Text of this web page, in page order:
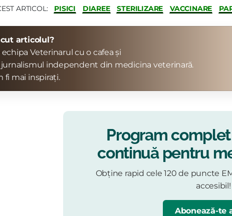
ARTICOL: PISICI DIAREE STERILIZARE VACCINARE
articolul?
Veterinarul cu o cafea și
independent din medicina veterinară.
fi mai inspirați.
Program
continuă pentru
Obține rapid cele 120 de puncte
accesibil!
Abonează-te